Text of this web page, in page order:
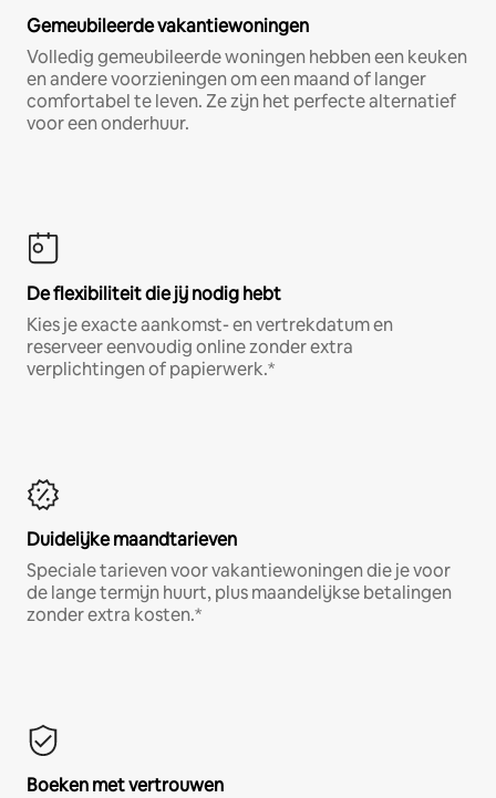
Gemeubileerde vakantiewoningen
Volledig gemeubileerde woningen hebben een keuken
en andere voorzieningen om een maand of langer
comfortabel te leven. Ze zijn het perfecte alternatief
voor een onderhuur.
De flexibiliteit die jij nodig hebt
Kies je exacte aankomst- en vertrekdatum en
reserveer eenvoudig online zonder extra
verplichtingen of papierwerk.*
Duidelijke maandtarieven
Speciale tarieven voor vakantiewoningen die je voor
de lange termijn huurt, plus maandelijkse betalingen
zonder extra kosten.*
Boeken met vertrouwen